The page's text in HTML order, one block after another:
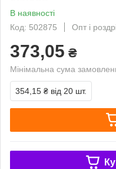
В наявності
Код: 502875
Опт і
373,05 ₴
Мінімальна сума
354,15 ₴ від 20 шт.